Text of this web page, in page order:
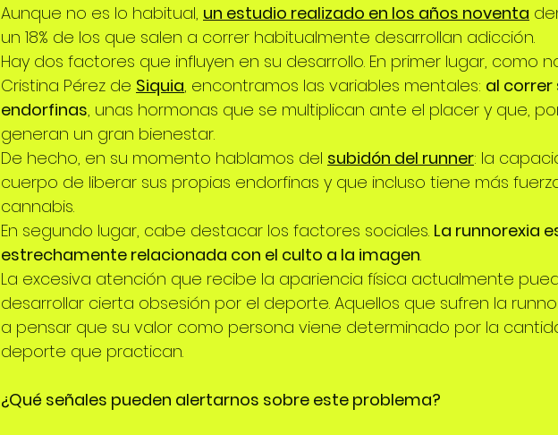
Aunque no es lo habitual, un estudio realizado en los años noventa
un 18% de los que salen a correr habitualmente desarrollan adicción.
Hay dos factores que influyen en su desarrollo. En primer lugar, como
Cristina Pérez de Siquia, encontramos las variables mentales: al correr
endorfinas, unas hormonas que se multiplican ante el placer y que,
generan un gran bienestar.
De hecho, en su momento hablamos del subidón del runner: la
cuerpo de liberar sus propias endorfinas y que incluso tiene más
cannabis.
En segundo lugar, cabe destacar los factores sociales. La runnorexia
estrechamente relacionada con el culto a la imagen.
La excesiva atención que recibe la apariencia física actualmente
desarrollar cierta obsesión por el deporte. Aquellos que sufren la
a pensar que su valor como persona viene determinado por la
deporte que practican.
¿Qué señales pueden alertarnos sobre este problema?